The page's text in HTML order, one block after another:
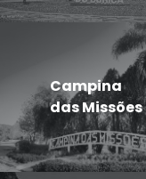
Campina
das Missões